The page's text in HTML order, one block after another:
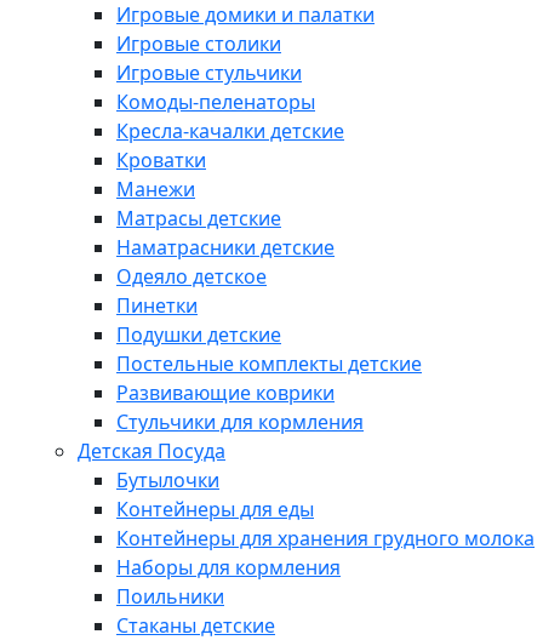
Игровые домики и палатки
Игровые столики
Игровые стульчики
Комоды-пеленаторы
Кресла-качалки детские
Кроватки
Манежи
Матрасы детские
Наматрасники детские
Одеяло детское
Пинетки
Подушки детские
Постельные комплекты детские
Развивающие коврики
Стульчики для кормления
Детская Посуда
Бутылочки
Контейнеры для еды
Контейнеры для хранения грудного молока
Наборы для кормления
Поильники
Стаканы детские